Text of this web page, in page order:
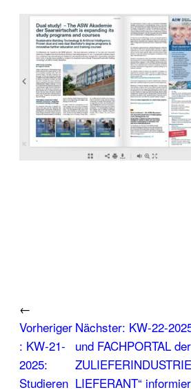
←
Vorheriger
: KW-21-
2025:
Studieren
Nächster: KW-22-
und FACHPORTAL
LIEFERANT“